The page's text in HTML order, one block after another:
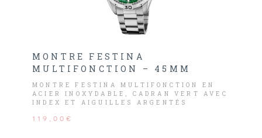
MONTRE FESTINA
MULTIFONCTION – 45MM
MONTRE FESTINA MULTIFONCTION EN
ACIER INOXYDABLE, CADRAN VERT AVEC
INDEX ET AIGUILLES ARGENTÉS
119,00€